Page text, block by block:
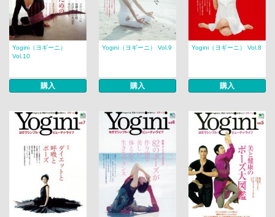
Yogini（ヨギーニ）
Vol.10
購入
Yogini（ヨギーニ） Vol.9
購入
Yogini（ヨギーニ） Vol.8
購入